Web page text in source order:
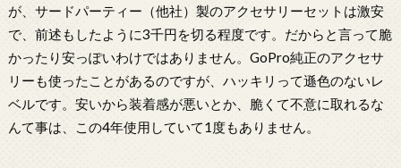
が、サードパーティー（他社）製のアクセサリーセットは激安
で、前述もしたように3千円を切る程度です。だからと言って脆
かったり安っぽいわけではありません。GoPro純正のアクセサ
リーも使ったことがあるのですが、ハッキリって遜色のないレ
ベルです。安いから装着感が悪いとか、脆くて不意に取れるな
んて事は、この4年使用していて1度もありません。